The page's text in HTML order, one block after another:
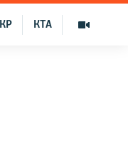
КТА